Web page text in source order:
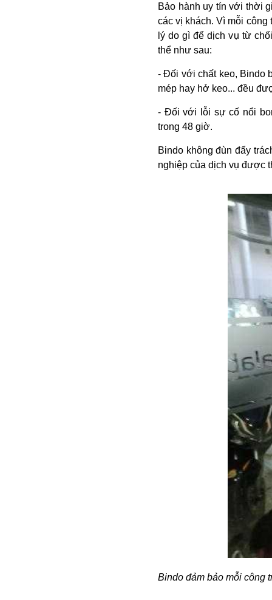
Bảo hành uy tín với thời
các vị khách. Vì mỗi
lý do gì để dịch vụ từ
thể như sau:
- Đối với chất keo, Bindo
mép hay hở keo... đều
- Đối với lỗi sự cố nổi
trong 48 giờ.
Bindo không đùn đẩy
nghiệp của dịch vụ được
Bindo đảm bảo mỗi công